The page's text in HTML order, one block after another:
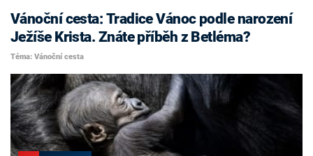
Vánoční cesta: Tradice Vánoc podle narození
Ježíše Krista. Znáte příběh z Betléma?
Téma: Vánoční cesta